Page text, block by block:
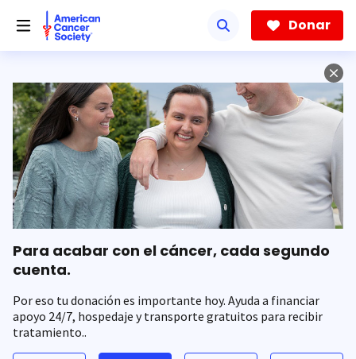
hacia
contenido
Donar
Para acabar con el cáncer, cada segundo
cuenta.
Por eso tu donación es importante hoy. Ayuda a financiar
apoyo 24/7, hospedaje y transporte gratuitos para recibir
tratamiento..